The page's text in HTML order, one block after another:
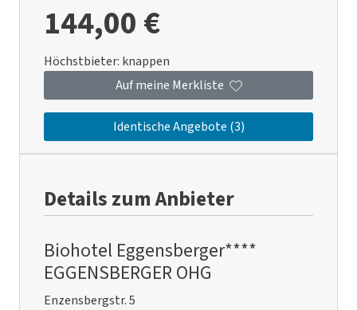
144,00 €
Höchstbieter: knappen
Auf meine Merkliste
Identische Angebote (3)
Details zum Anbieter
Biohotel Eggensberger****
EGGENSBERGER OHG
Enzensbergstr. 5